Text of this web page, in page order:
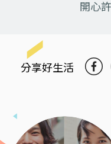
開心
分享好生活